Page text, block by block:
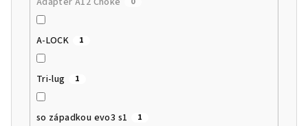
A-LOCK 1
Tri-lug 1
so západkou evo3 s1 1